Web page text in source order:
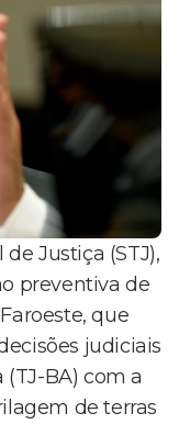
Justiça (STJ),
preventiva de
que
judiciais
BA) com a
de terras